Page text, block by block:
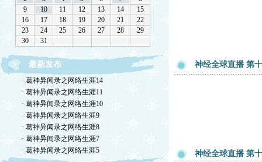
最新发布
· 葛神异闻录之网络生涯14
· 葛神异闻录之网络生涯11
· 葛神异闻录之网络生涯10
· 葛神异闻录之网络生涯9
· 葛神异闻录之网络生涯8
· 葛神异闻录之网络生涯7
· 葛神异闻录之网络生涯5
神经全球直播 第
神经全球直播 第